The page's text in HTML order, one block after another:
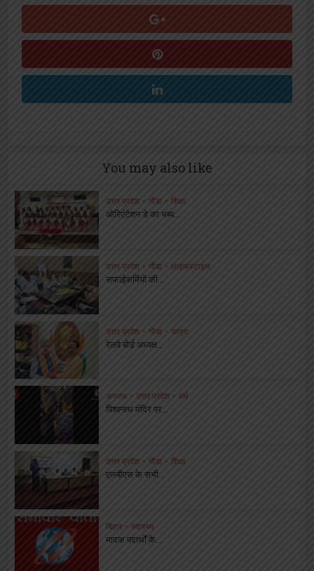
You may also like
उत्तर प्रदेश • गोंडा • शिक्षा
ओरिएंटेशन डे का भब्य...
उत्तर प्रदेश • गोंडा • लाइफस्टाइल
सफाईकर्मियों की...
उत्तर प्रदेश • गोंडा • यात्रा
रेलवे बोर्ड अध्यक्ष...
अपराध • उत्तर प्रदेश • धर्म
विश्वनाथ मंदिर पर...
उत्तर प्रदेश • गोंडा • शिक्षा
एलबीएस के सभी...
बिहार • स्वास्थ्य
मादक पदार्थों के...